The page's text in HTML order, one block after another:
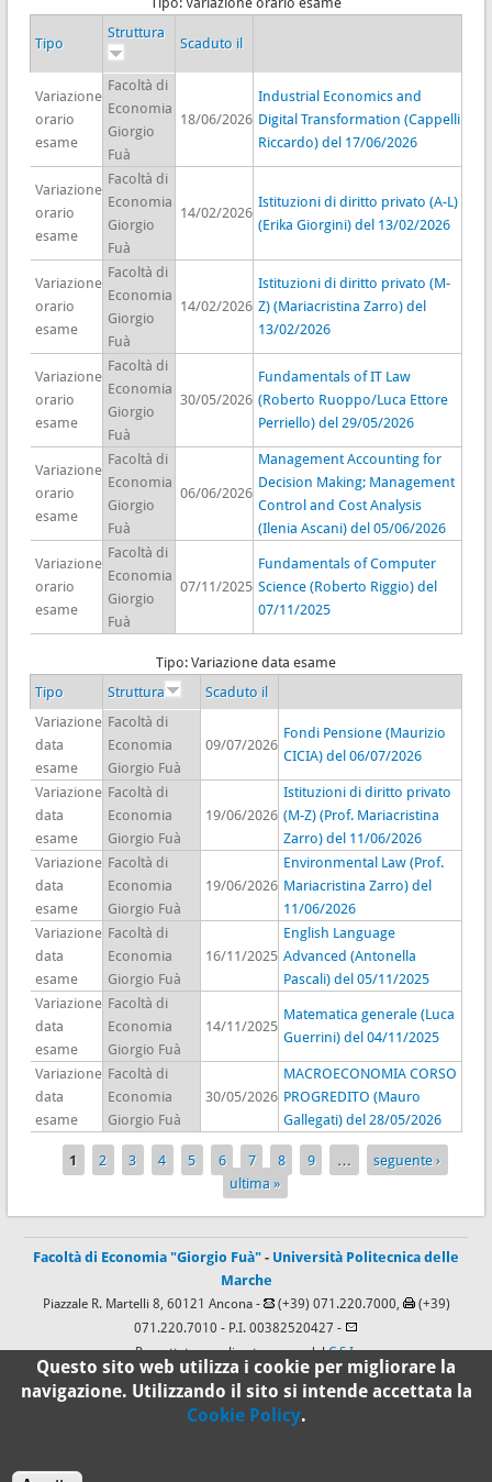
Tipo
Struttura
Scaduto il
Variazione
orario
esame
Facoltà di
Economia
Giorgio
Fuà
18/06/2026
Industrial Economics and
Digital Transformation (Cappelli
Riccardo) del 17/06/2026
Variazione
orario
esame
Facoltà di
Economia
Giorgio
Fuà
14/02/2026
Istituzioni di diritto privato (A-L)
(Erika Giorgini) del 13/02/2026
Variazione
orario
esame
Facoltà di
Economia
Giorgio
Fuà
14/02/2026
Istituzioni di diritto privato (M-
Z) (Mariacristina Zarro) del
13/02/2026
Variazione
orario
esame
Facoltà di
Economia
Giorgio
Fuà
30/05/2026
Fundamentals of IT Law
(Roberto Ruoppo/Luca Ettore
Perriello) del 29/05/2026
Variazione
orario
esame
Facoltà di
Economia
Giorgio
Fuà
06/06/2026
Management Accounting for
Decision Making; Management
Control and Cost Analysis
(Ilenia Ascani) del 05/06/2026
Variazione
orario
esame
Facoltà di
Economia
Giorgio
Fuà
07/11/2025
Fundamentals of Computer
Science (Roberto Riggio) del
07/11/2025
Tipo: Variazione data esame
Tipo
Struttura
Scaduto il
Variazione
data
esame
Facoltà di
Economia
Giorgio Fuà
09/07/2026
Fondi Pensione (Maurizio
CICIA) del 06/07/2026
Variazione
data
esame
Facoltà di
Economia
Giorgio Fuà
19/06/2026
Istituzioni di diritto privato
(M-Z) (Prof. Mariacristina
Zarro) del 11/06/2026
Variazione
data
esame
Facoltà di
Economia
Giorgio Fuà
19/06/2026
Environmental Law (Prof.
Mariacristina Zarro) del
11/06/2026
Variazione
data
esame
Facoltà di
Economia
Giorgio Fuà
16/11/2025
English Language
Advanced (Antonella
Pascali) del 05/11/2025
Variazione
data
esame
Facoltà di
Economia
Giorgio Fuà
14/11/2025
Matematica generale (Luca
Guerrini) del 04/11/2025
Variazione
data
esame
Facoltà di
Economia
Giorgio Fuà
30/05/2026
MACROECONOMIA CORSO
PROGREDITO (Mauro
Gallegati) del 28/05/2026
Pagine
1 2 3 4 5 6 7 8 9 …
seguente ›
ultima »
Facoltà di Economia "Giorgio Fuà" - Università Politecnica delle
Marche
Piazzale R. Martelli 8, 60121 Ancona - (+39) 071.220.7000,
(+39)
071.220.7010 - P.I. 00382520427 -
Progettato e realizzato a cura delC.S.I.
Questo sito web utilizza i cookie per migliorare la
navigazione. Utilizzando il sito si intende accettata la
Cookie Policy.